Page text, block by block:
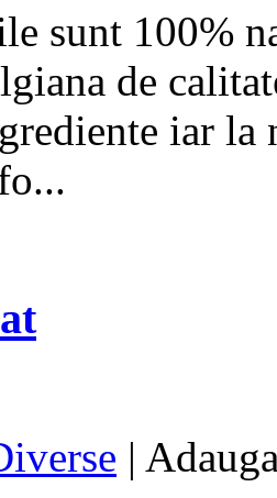
sunt 100%
de
iar
|